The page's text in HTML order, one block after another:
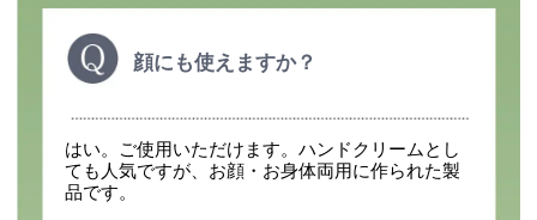
顔にも使えますか？
はい。ご使用いただけます。ハンドクリームとし
ても人気ですが、お顔・お身体両用に作られた製
品です。